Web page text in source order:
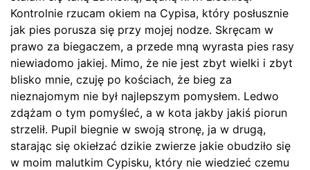
Kontrolnie rzucam okiem na Cypisa, który posłusznie
jak pies porusza się przy mojej nodze. Skręcam w
prawo za biegaczem, a przede mną wyrasta pies rasy
niewiadomo jakiej. Mimo, że nie jest zbyt wielki i zbyt
blisko mnie, czuję po kościach, że bieg za
nieznajomym nie był najlepszym pomysłem. Ledwo
zdążam o tym pomyśleć, a w kota jakby jakiś piorun
strzelił. Pupil biegnie w swoją stronę, ja w drugą,
starając się okiełzać dzikie zwierze jakie obudziło się
w moim malutkim Cypisku, który nie wiedzieć czemu